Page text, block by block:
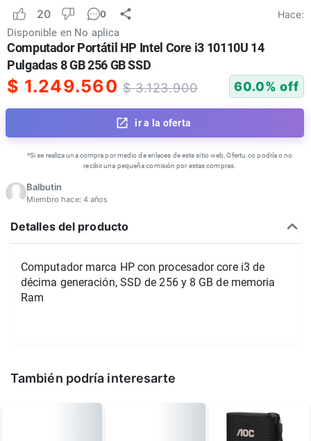
20 0 Hace:
Disponible en No aplica
Computador Portátil HP Intel Core i3 10110U 14
Pulgadas 8 GB 256 GB SSD
$ 1.249.560 $3.123.900 60.0% off
ir a la oferta
*Si se realiza una compra por medio de enlaces de este sitio web, Ofertu.co podría o no
recibir una pequeña comisión por estas compras.
Balbutin
Miembro hace: 4 años
Detalles del producto
Computador marca HP con procesador core i3 de
décima generación, SSD de 256 y 8 GB de memoria
Ram
También podría interesarte